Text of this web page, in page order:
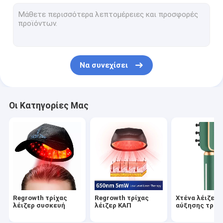
Υπερηχητική μηχανή δημιουργίας κοιλότητας
Συσκευές επεξεργασίας ακμής
Να συνεχίσει
Οι Κατηγορίες Μας
Regrowth τρίχας
λέιζερ συσκευή
Regrowth τρίχας
λέιζερ ΚΑΠ
Χτένα λέιζερ
αύξησης